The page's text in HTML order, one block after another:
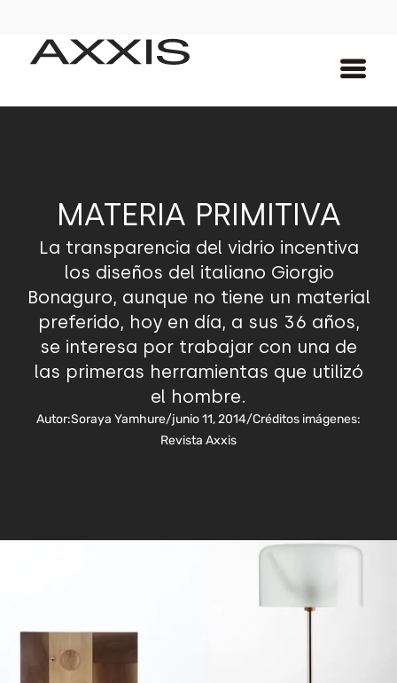
MATERIA PRIMITIVA
La transparencia del vidrio incentiva
los diseños del italiano Giorgio
Bonaguro, aunque no tiene un material
preferido, hoy en día, a sus 36 años,
se interesa por trabajar con una de
las primeras herramientas que utilizó
el hombre.
Autor:Soraya Yamhure/junio 11, 2014/Créditos imágenes:
Revista Axxis